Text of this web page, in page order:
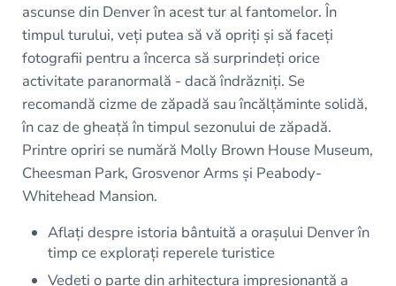
ascunse din Denver în acest tur al fantomelor. În
timpul turului, veți putea să vă opriți și să faceți
fotografii pentru a încerca să surprindeți orice
activitate paranormală - dacă îndrăzniți. Se
recomandă cizme de zăpadă sau încălțăminte solidă,
în caz de gheață în timpul sezonului de zăpadă.
Printre opriri se numără Molly Brown House Museum,
Cheesman Park, Grosvenor Arms și Peabody-
Whitehead Mansion.
Aflați despre istoria bântuită a orașului Denver în
timp ce explorați reperele turistice
Vedeți o parte din arhitectura impresionantă a